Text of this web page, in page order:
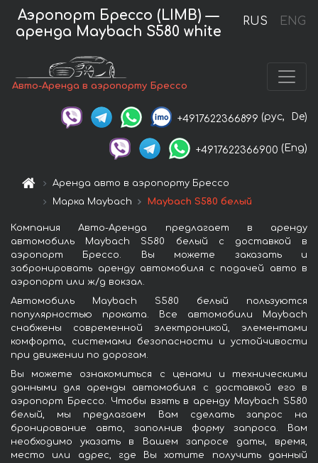
RUS ENG
Аэропорт Брессо (LIMB) —
аренда Maybach S580 white
Авто-Аренда в аэропорту Брессо
+4917622366899 (рус, De)
+4917622366900 (Eng)
Аренда авто в аэропорту Брессо
Марка Maybach
Maybach S580 белый
Компания Авто-Аренда предлагает в аренду
автомобиль Maybach S580 белый с доставкой в
аэропорт Брессо. Вы можете заказать и
забронировать аренду автомобиля с подачей авто в
аэропорт или ж/д вокзал.
Автомобиль Maybach S580 белый пользуются
популярностью проката. Все автомобили Maybach
снабжены современной электроникой, элементами
комфорта, системами безопасности и устойчивости
при движении по дорогам.
Вы можете ознакомиться с ценами и техническими
данными для аренды автомобиля с доставкой его в
аэропорт Брессо. Чтобы взять в аренду Maybach S580
белый, мы предлагаем Вам сделать запрос на
бронирование авто, заполнив форму запроса. Вам
необходимо указать в Вашем запросе даты, время,
место или адрес, где Вы хотите получить данный